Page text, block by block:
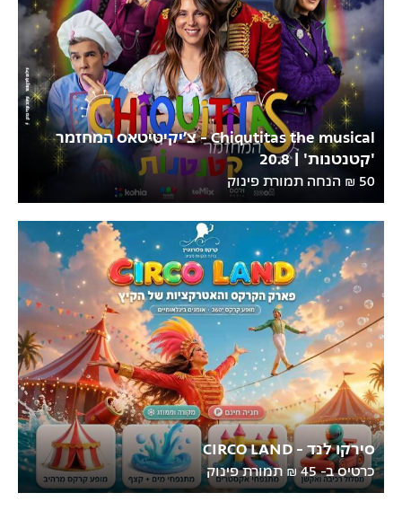
Chiqutitas the musical - צ’יקיטיטאס המחזמר
'קטנטנות' | 20.8
50 ₪ הנחה תמורת פינוק
סירקו לנד - CIRCO LAND
כרטיס ב- 45 ₪ תמורת פינוק